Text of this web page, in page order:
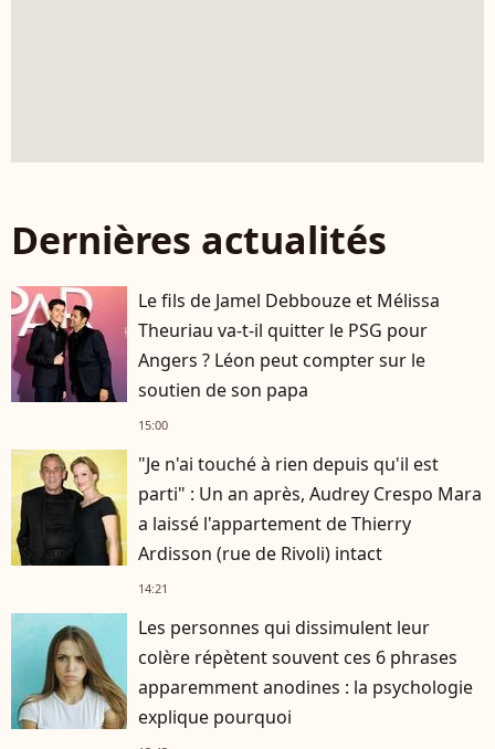
Dernières actualités
Le fils de Jamel Debbouze et Mélissa
Theuriau va-t-il quitter le PSG pour
Angers ? Léon peut compter sur le
soutien de son papa
15:00
"Je n'ai touché à rien depuis qu'il est
parti" : Un an après, Audrey Crespo Mara
a laissé l'appartement de Thierry
Ardisson (rue de Rivoli) intact
14:21
Les personnes qui dissimulent leur
colère répètent souvent ces 6 phrases
apparemment anodines : la psychologie
explique pourquoi